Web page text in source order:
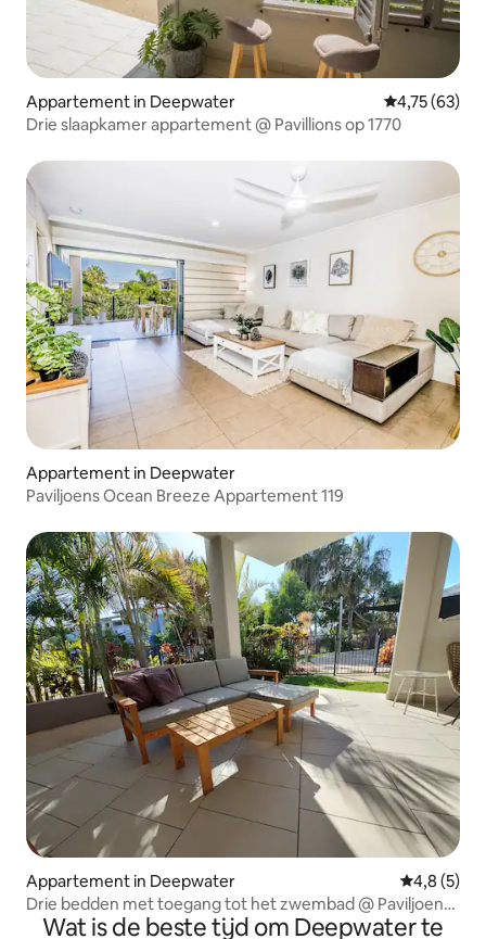
Appartement in Deepwater Gemiddelde
4,75 (63)
Drie slaapkamer appartement @ Pavillions op 1770
Appartement in Deepwater
Paviljoens Ocean Breeze Appartement 119
Appartement in Deepwater
4,8 (5)
Drie bedden met toegang tot het zwembad @ Paviljoens
op 1770
Wat is de beste tijd om Deepwater te